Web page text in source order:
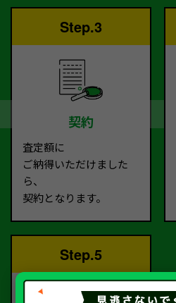
Step.3
契約
査定額に
ご納得いただけました
ら、
契約となります。
Step.5